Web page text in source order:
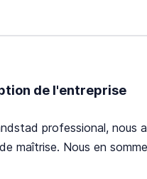
de l'entreprise
professional, nous
maîtrise. Nous en